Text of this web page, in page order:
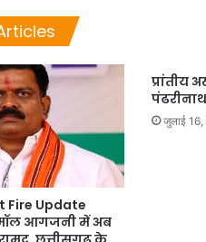
Fire Update
आगजनी में अब
प्रांतीय
जुलाई